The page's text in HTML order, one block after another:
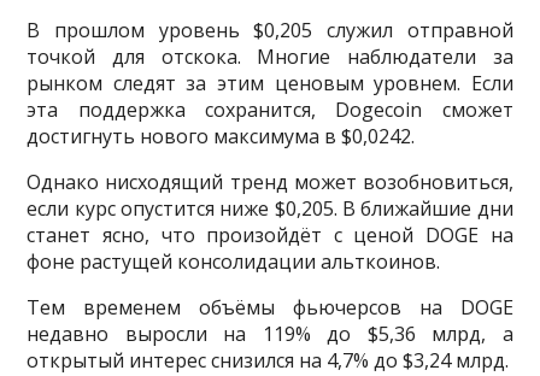
В прошлом уровень $0,205 служил отправной
точкой для отскока. Многие наблюдатели за
рынком следят за этим ценовым уровнем. Если
эта поддержка сохранится, Dogecoin сможет
достигнуть нового максимума в $0,0242.
Однако нисходящий тренд может возобновиться,
если курс опустится ниже $0,205. В ближайшие дни
станет ясно, что произойдёт с ценой DOGE на
фоне растущей консолидации альткоинов.
Тем временем объёмы фьючерсов на DOGE
недавно выросли на 119% до $5,36 млрд, а
открытый интерес снизился на 4,7% до $3,24 млрд.